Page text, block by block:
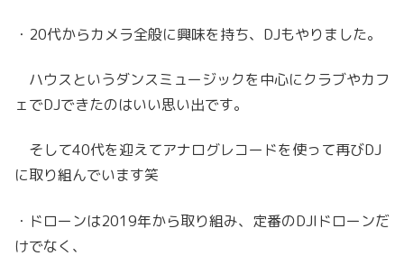
・20代からカメラ全般に興味を持ち、DJもやりました。
ハウスというダンスミュージックを中心にクラブやカフ
ェでDJできたのはいい思い出です。
そして40代を迎えてアナログレコードを使って再びDJ
に取り組んでいます笑
・ドローンは2019年から取り組み、定番のDJIドローンだ
けでなく、